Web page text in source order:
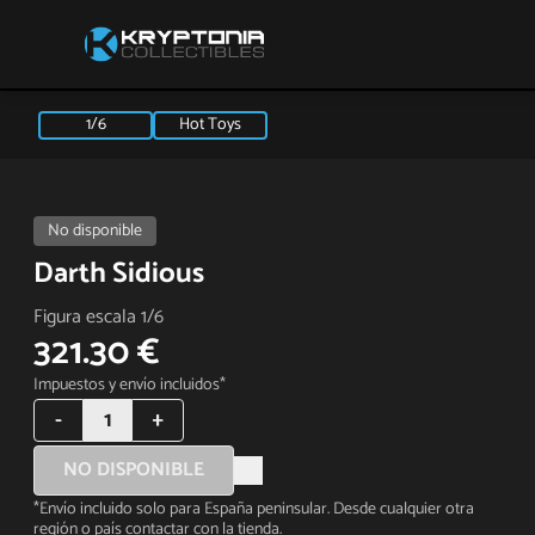
1/6 Hot Toys
No disponible
Darth Sidious
Figura escala 1/6
321.30 €
Impuestos y envío incluidos*
- 1 +
NO DISPONIBLE
*Envío incluido solo para España peninsular. Desde cualquier otra
región o país contactar con la tienda.